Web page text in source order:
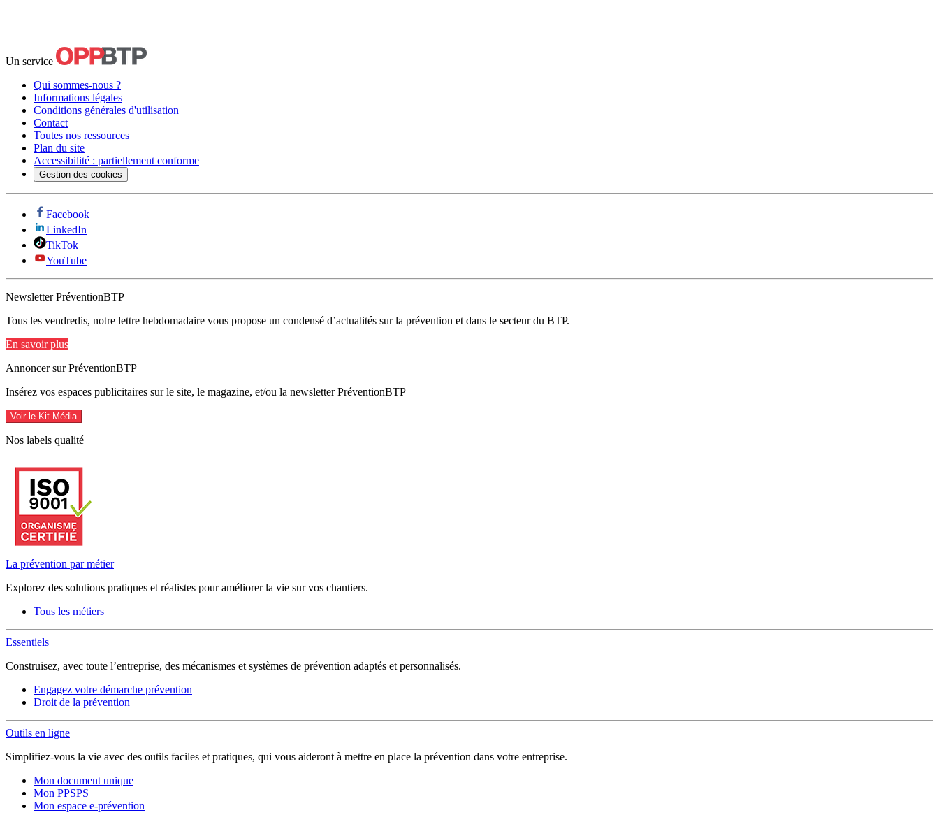
Un service
Qui sommes-nous ?
Informations légales
Conditions générales d'utilisation
Contact
Toutes nos ressources
Plan du site
Accessibilité : partiellement conforme
Gestion des cookies
Facebook
LinkedIn
TikTok
YouTube
Newsletter PréventionBTP
Tous les vendredis, notre lettre hebdomadaire vous propose un condensé d’actualités sur la prévention et dans le secteur du BTP.
En savoir plus
Annoncer sur PréventionBTP
Insérez vos espaces publicitaires sur le site, le magazine, et/ou la newsletter PréventionBTP
Voir le Kit Média
Nos labels qualité
La prévention par métier
Explorez des solutions pratiques et réalistes pour améliorer la vie sur vos chantiers.
Tous les métiers
Essentiels
Construisez, avec toute l’entreprise, des mécanismes et systèmes de prévention adaptés et personnalisés.
Engagez votre démarche prévention
Droit de la prévention
Outils en ligne
Simplifiez-vous la vie avec des outils faciles et pratiques, qui vous aideront à mettre en place la prévention dans votre entreprise.
Mon document unique
Mon PPSPS
Mon espace e-prévention